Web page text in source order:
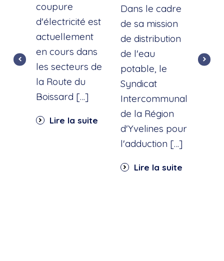
coupure
d'électricité est
actuellement
en cours dans
les secteurs de
la Route du
Boissard […]
Lire la suite
Dans le cadre
de sa mission
de distribution
de l'eau
potable, le
Syndicat
Intercommunal
de la Région
d'Yvelines pour
l'adduction […]
Lire la suite